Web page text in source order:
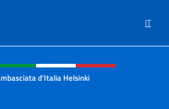
IT
social e menù
d'Italia Helsinki